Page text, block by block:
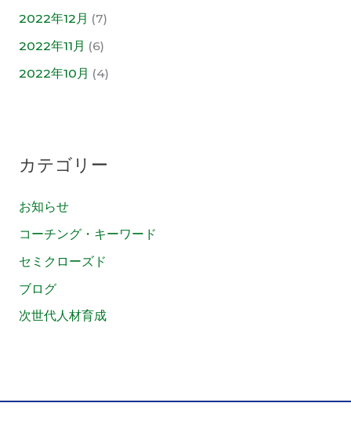
2022年12月 (7)
2022年11月 (6)
2022年10月 (4)
カテゴリー
お知らせ
コーチング・キーワード
セミクローズド
ブログ
次世代人材育成